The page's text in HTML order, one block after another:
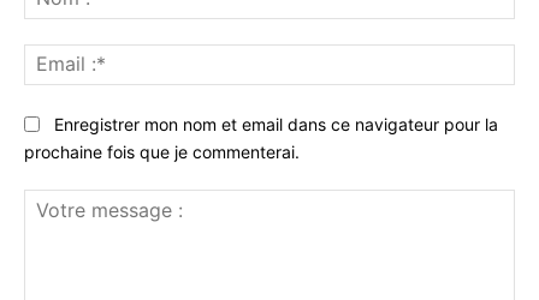
:*
:*
Enregistrer mon nom et email dans ce navigateur pour la
prochaine fois que je commenterai.